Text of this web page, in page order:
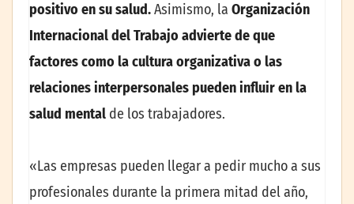
positivo en su salud.Asimismo, la Organización
Internacional del Trabajo advierte de que
factores como la cultura organizativa o las
relaciones interpersonales pueden influir en la
salud mental de los trabajadores.
«Las empresas pueden llegar a pedir mucho a sus
profesionales durante la primera mitad del año,